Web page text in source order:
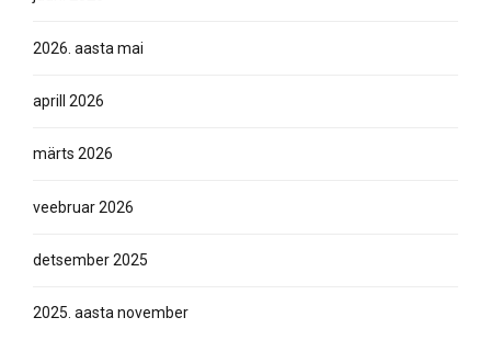
2026. aasta mai
aprill 2026
märts 2026
veebruar 2026
detsember 2025
2025. aasta november